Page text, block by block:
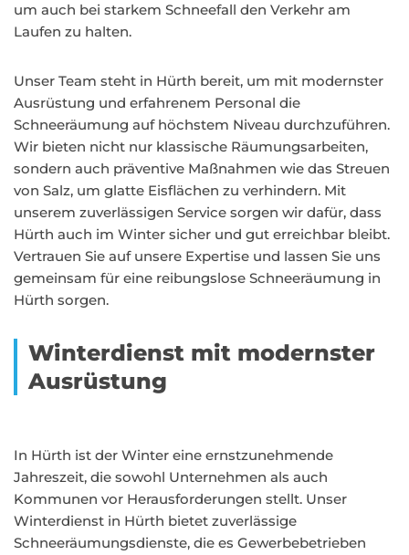
um auch bei starkem Schneefall den Verkehr am
Laufen zu halten.
Unser Team steht in Hürth bereit, um mit modernster
Ausrüstung und erfahrenem Personal die
Schneeräumung auf höchstem Niveau durchzuführen.
Wir bieten nicht nur klassische Räumungsarbeiten,
sondern auch präventive Maßnahmen wie das Streuen
von Salz, um glatte Eisflächen zu verhindern. Mit
unserem zuverlässigen Service sorgen wir dafür, dass
Hürth auch im Winter sicher und gut erreichbar bleibt.
Vertrauen Sie auf unsere Expertise und lassen Sie uns
gemeinsam für eine reibungslose Schneeräumung in
Hürth sorgen.
Winterdienst mit modernster
Ausrüstung
In Hürth ist der Winter eine ernstzunehmende
Jahreszeit, die sowohl Unternehmen als auch
Kommunen vor Herausforderungen stellt. Unser
Winterdienst in Hürth bietet zuverlässige
Schneeräumungsdienste, die es Gewerbebetrieben